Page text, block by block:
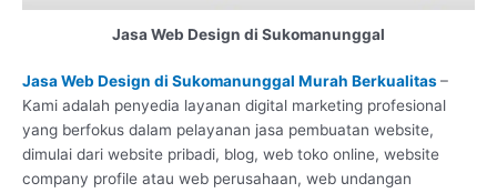
Jasa Web Design di Sukomanunggal
Jasa Web Design di Sukomanunggal Murah Berkualitas–
Kami adalah penyedia layanan digital marketing profesional
yang berfokus dalam pelayanan jasa pembuatan website,
dimulai dari website pribadi, blog, web toko online, website
company profile atau web perusahaan, web undangan